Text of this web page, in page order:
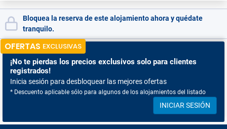
Bloquea la reserva de este alojamiento ahora y quédate
tranquilo.
OFERTAS EXCLUSIVAS
¡No te pierdas los precios exclusivos solo para clientes
registrados!
Inicia sesión para desbloquear las mejores ofertas
* Descuento aplicable sólo para algunos de los alojamientos del listado
INICIAR SESIÓN